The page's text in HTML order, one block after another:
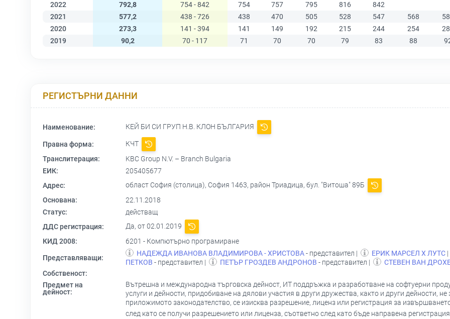
2022
792,8 754 - 842 754 757 795 816
842
2021
577,2 438 - 726 438 470 505 528 547 568
2020
273,3 141 - 394 141 149 192 215 244 254
2019
90,2 70 - 117 71 70 70 79 83 88
РЕГИСТЪРНИ ДАННИ
Наименование: КЕЙ БИ СИ ГРУП Н.В. КЛОН БЪЛГАРИЯ
Правна форма:
КЧТ
Транслитерация:
KBC Group N.V. – Branch Bulgaria
ЕИК:
205405677
Адрес:
област София (столица), София 1463, район Триадица, бул. "Витоша" 89Б
Основана:
22.11.2018
Статус:
действащ
ДДС регистрация:
Да, от 02.01.2019
КИД 2008:
6201 - Компютърно програмиране
Представляващи:
НАДЕЖДА ИВАНОВА ВЛАДИМИРОВА - ХРИСТОВА- представител | ЕРИК МАРСЕЛ Х ЛУТС
ПЕТКОВ - представител | ПЕТЪР ГРОЗДЕВ АНДРОНОВ - представител |
СТЕВЕН ВАН
Собственост:
Предмет на
дейност:
Вътрешна и международна търговска дейност, ИТ поддръжка и разработване на софтуерни
услуги и дейности, придобиване на дялови участия в други дружества, както и други дейности,
приложимото законодателство, се изисква разрешение, лиценз или регистрация за
след като се получи разрешението или лиценза, съответно след като бъде направена